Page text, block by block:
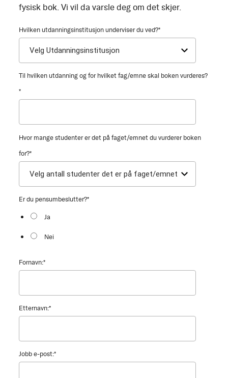
fysisk bok. Vi vil da varsle deg om det skjer.
Hvilken utdanningsinstitusjon underviser du ved?*
Til hvilken utdanning og for hvilket fag/emne skal boken vurderes?
*
Hvor mange studenter er det på faget/emnet du vurderer boken
for?*
Er du pensumbeslutter?*
Ja
Nei
Fornavn:*
Etternavn:*
Jobb e-post:*